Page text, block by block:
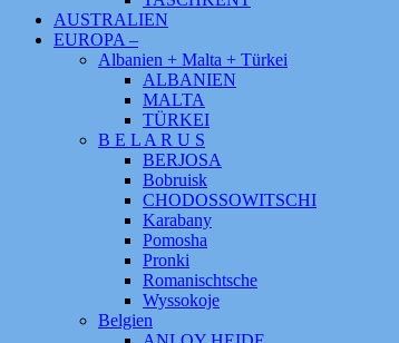
AUSTRALIEN
EUROPA –
Albanien + Malta + Türkei
ALBANIEN
MALTA
TÜRKEI
B E L A R U S
BERJOSA
Bobruisk
CHODOSSOWITSCHI
Karabany
Pomosha
Pronki
Romanischtsche
Wyssokoje
Belgien